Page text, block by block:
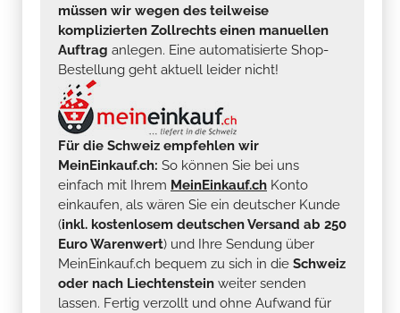
müssen wir wegen des teilweise
komplizierten Zollrechts einen manuellen
Auftrag anlegen. Eine automatisierte Shop-
Bestellung geht aktuell leider nicht!
Für die Schweiz empfehlen wir
MeinEinkauf.ch: So können Sie bei uns
einfach mit Ihrem MeinEinkauf.ch Konto
einkaufen, als wären Sie ein deutscher Kunde
(inkl. kostenlosem deutschen Versand ab 250
Euro Warenwert) und Ihre Sendung über
MeinEinkauf.ch bequem zu sich in die Schweiz
oder nach Liechtenstein weiter senden
lassen. Fertig verzollt und ohne Aufwand für